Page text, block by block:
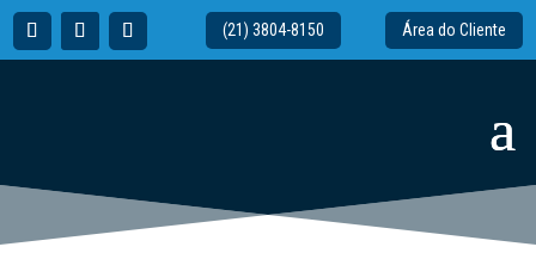
(21) 3804-8150 Área do Cliente